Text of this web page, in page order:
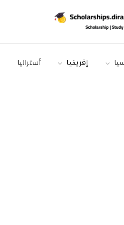
إفريقيا أستراليا